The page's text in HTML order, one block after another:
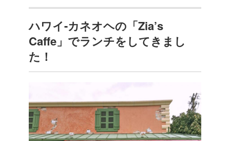
ハワイ-カネオヘの「Zia’s
Caffe」でランチをしてきまし
た！